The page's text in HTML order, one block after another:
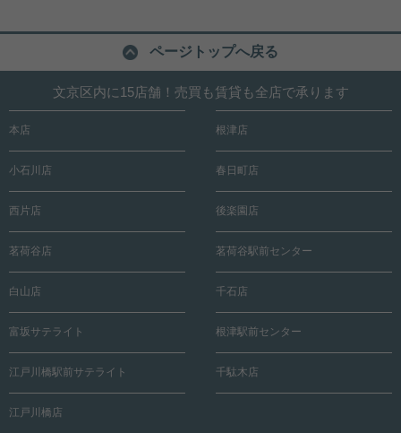
ページトップへ戻る
文京区内に15店舗！売買も賃貸も全店で承ります
本店 根津店
小石川店 春日町店
西片店 後楽園店
茗荷谷店 茗荷谷駅前センター
白山店 千石店
富坂サテライト 根津駅前センター
江戸川橋駅前サテライト 千駄木店
江戸川橋店